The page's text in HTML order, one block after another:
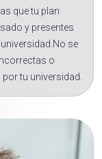
que tu plan
y presentes
se
o
tu universidad.